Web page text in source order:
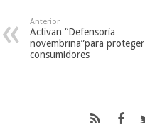
Anterior
Activan “Defensoría
novembrina”para proteger
consumidores